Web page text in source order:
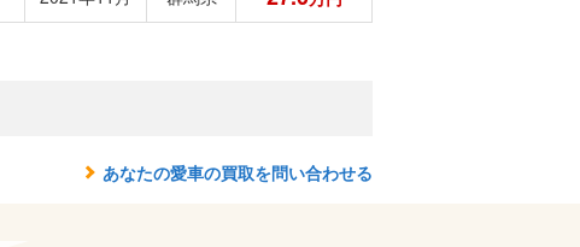
あなたの愛車の買取を問い合わせる